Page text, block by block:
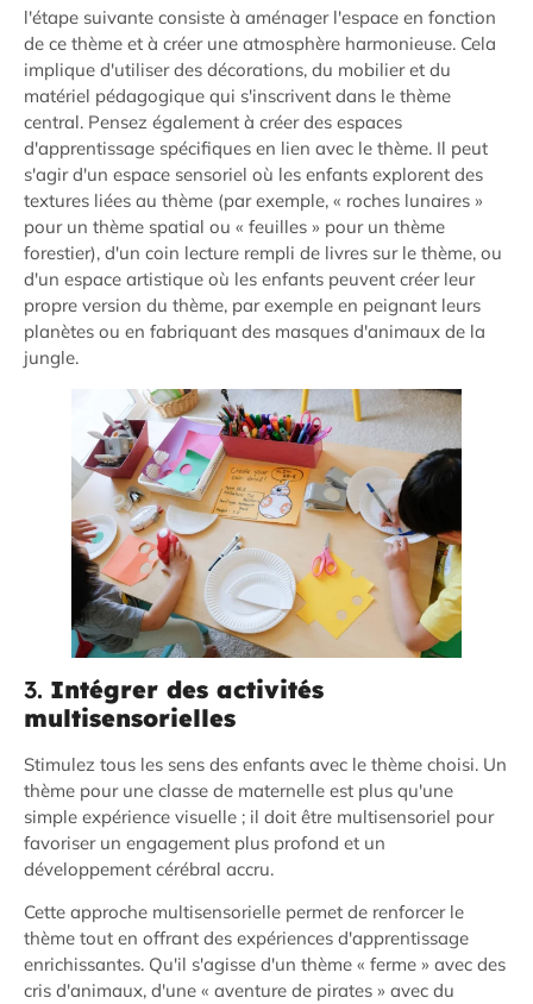
l'étape suivante consiste à aménager l'espace en fonction
de ce thème et à créer une atmosphère harmonieuse. Cela
implique d'utiliser des décorations, du mobilier et du
matériel pédagogique qui s'inscrivent dans le thème
central. Pensez également à créer des espaces
d'apprentissage spécifiques en lien avec le thème. Il peut
s'agir d'un espace sensoriel où les enfants explorent des
textures liées au thème (par exemple, « roches lunaires »
pour un thème spatial ou « feuilles » pour un thème
forestier), d'un coin lecture rempli de livres sur le thème, ou
d'un espace artistique où les enfants peuvent créer leur
propre version du thème, par exemple en peignant leurs
planètes ou en fabriquant des masques d'animaux de la
jungle.
3. Intégrer des activités
multisensorielles
Stimulez tous les sens des enfants avec le thème choisi. Un
thème pour une classe de maternelle est plus qu'une
simple expérience visuelle ; il doit être multisensoriel pour
favoriser un engagement plus profond et un
développement cérébral accru.
Cette approche multisensorielle permet de renforcer le
thème tout en offrant des expériences d'apprentissage
enrichissantes. Qu'il s'agisse d'un thème « ferme » avec des
cris d'animaux, d'une « aventure de pirates » avec du